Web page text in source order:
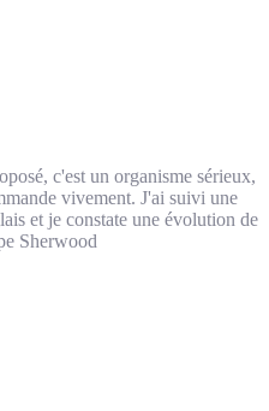
c'est un organisme sérieux,
vivement. J'ai suivi une
et je constate une évolution de
Sherwood